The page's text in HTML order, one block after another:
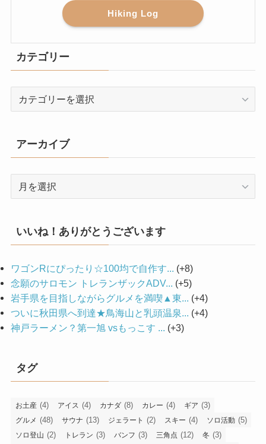
Hiking Log
カテゴリー
リ
ー
アーカイブ
いいね！ありがとうございます
ワゴンRにぴったり☆100均で自作す... +8
念願のサロモン トレランザックADV... +5
岩手県を目指しながらグルメを満喫▲東... +4
ついに秋田県へ到達★鳥海山と乳頭温泉... +4
神戸ラーメン？第一旭 vsもっこす ... +3
タグ
お土産 (4) アイス (4) カナダ (8) カレー (4) ギア (3)
グルメ (48) サウナ (13) ジェラート (2) スキー (4) ソロ活動 (5)
ソロ登山 (2) トレラン (3) バンフ (3) 三角点 (12) 冬 (3)